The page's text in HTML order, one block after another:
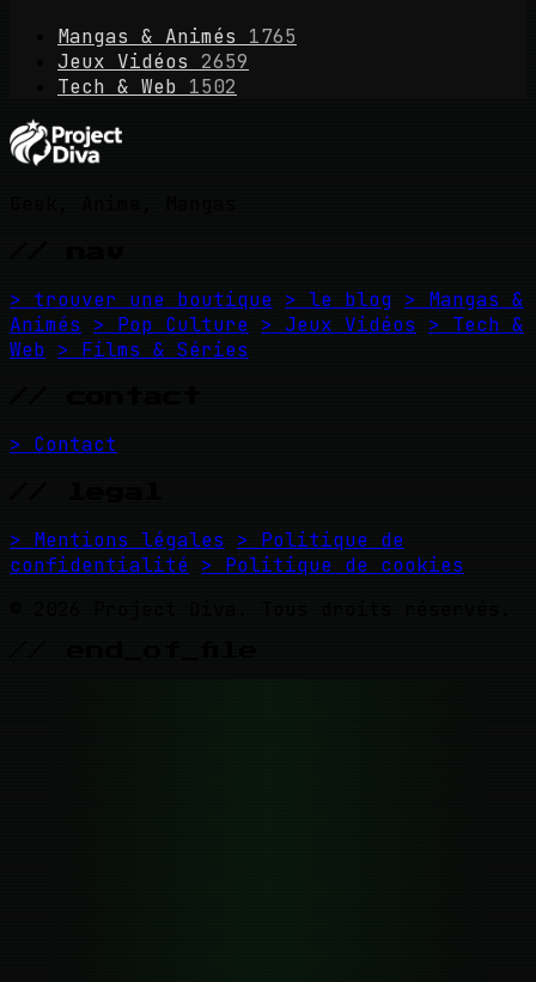
Mangas & Animés
1765
Jeux Vidéos
2659
Tech & Web 1502
> trouver une boutique > le blog > Mangas &
Animés
> Pop Culture > Jeux Vidéos
> Tech &
Web > Films & Séries
> Contact
> Mentions légales
> Politique de
confidentialité > Politique de cookies